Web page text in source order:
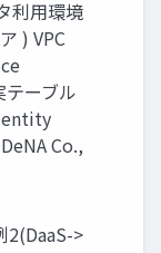
利用環境
) VPC
ーブル
Co.,
2(DaaS->